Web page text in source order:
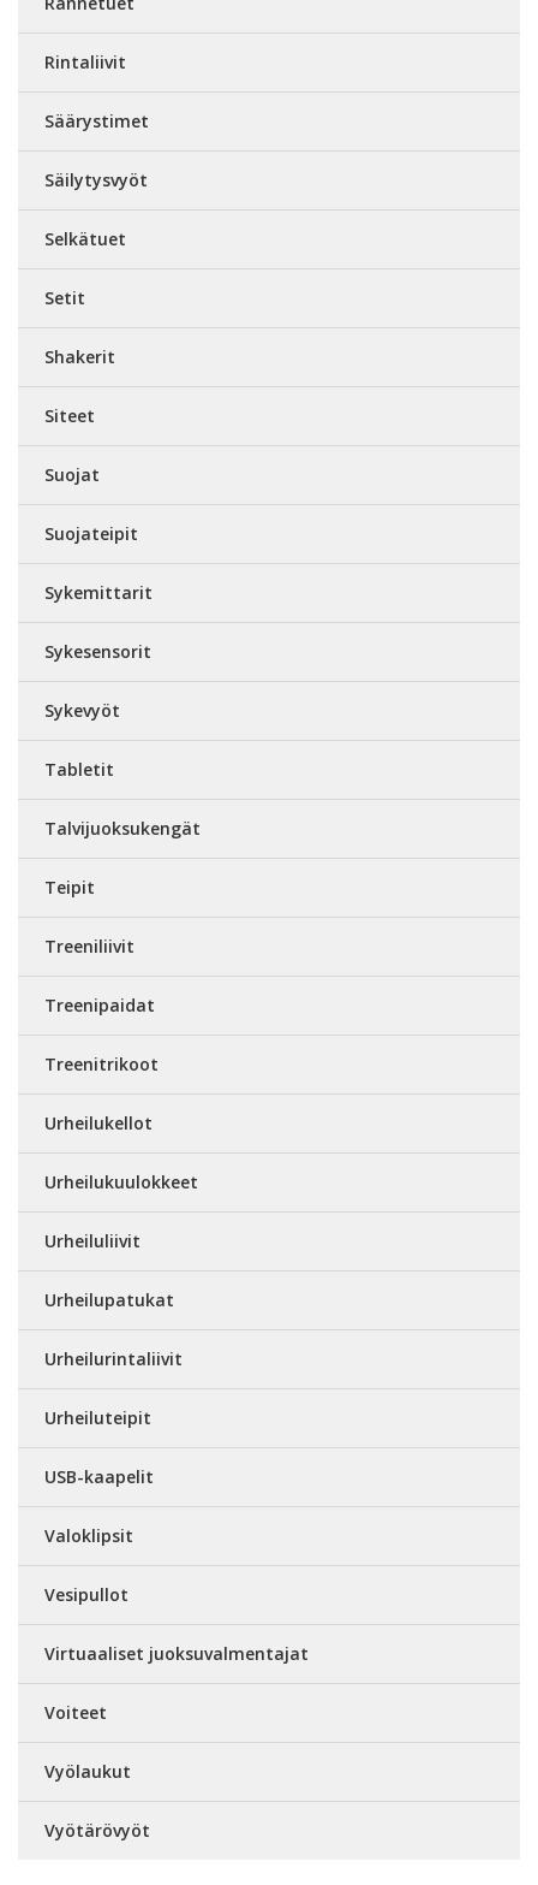
Rintaliivit
Säärystimet
Säilytysvyöt
Selkätuet
Setit
Shakerit
Siteet
Suojat
Suojateipit
Sykemittarit
Sykesensorit
Sykevyöt
Tabletit
Talvijuoksukengät
Teipit
Treeniliivit
Treenipaidat
Treenitrikoot
Urheilukellot
Urheilukuulokkeet
Urheiluliivit
Urheilupatukat
Urheilurintaliivit
Urheiluteipit
USB-kaapelit
Valoklipsit
Vesipullot
Virtuaaliset juoksuvalmentajat
Voiteet
Vyölaukut
Vyötärövyöt